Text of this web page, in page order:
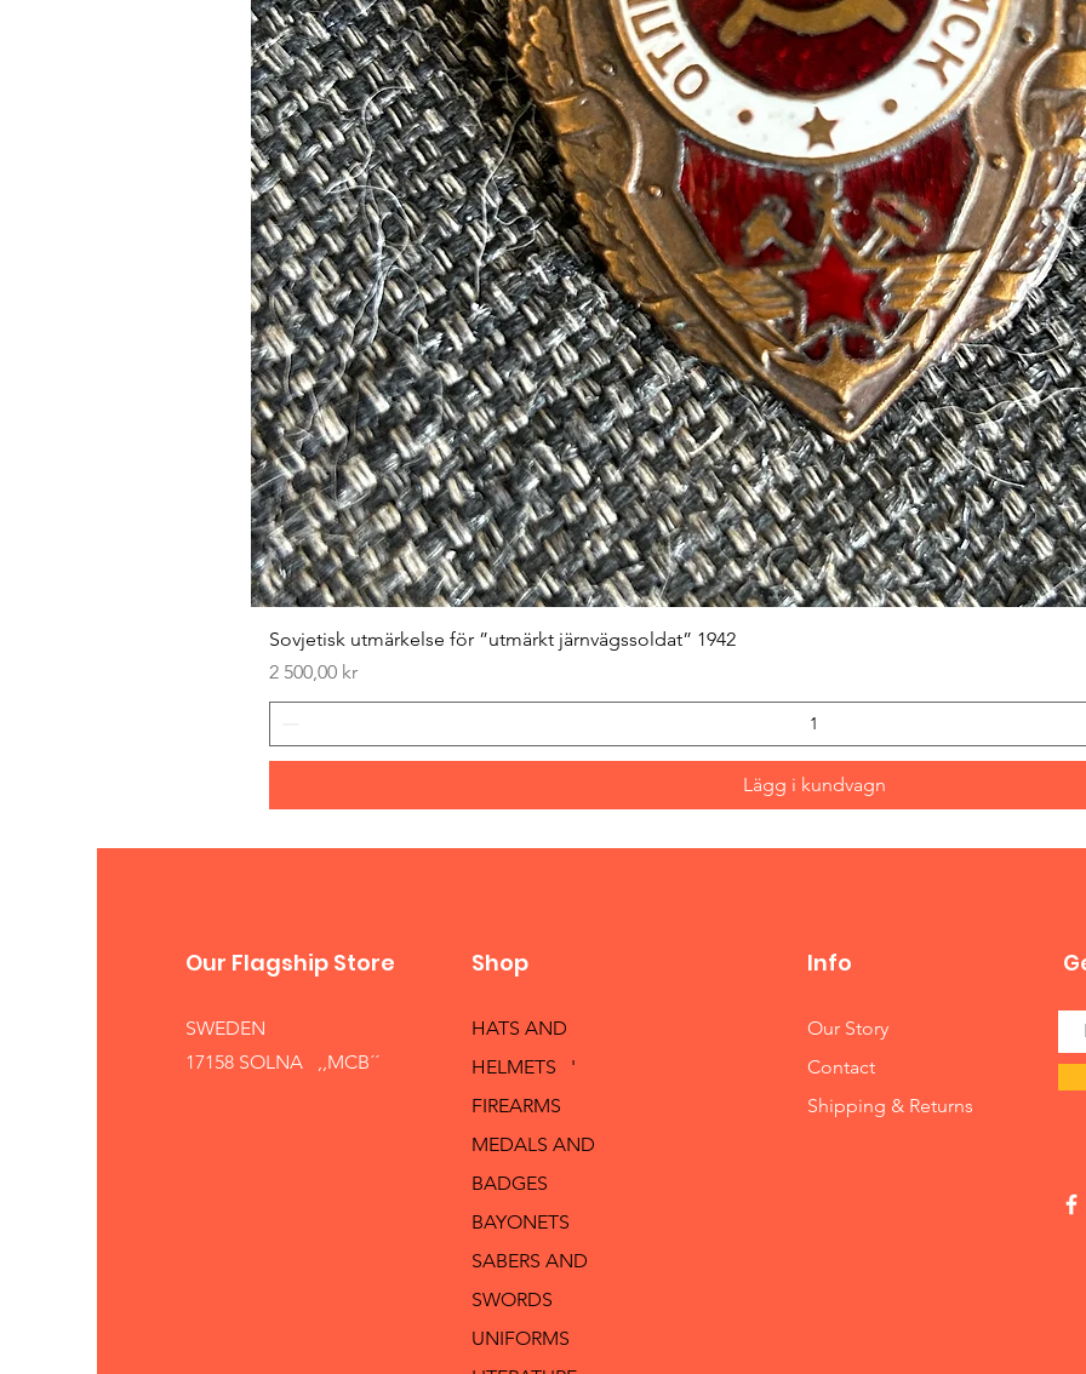
Sovjetisk utmärkelse för ”utmärkt järnvägssoldat” 1942
Pris
2 500,00 kr
Lägg i kundvagn
Our Flagship Store
SWEDEN
17158 SOLNA ,,MCB´´
Shop
HATS AND
HELMETS '
FIREARMS
MEDALS AND
BADGES
BAYONETS
SABERS AND
SWORDS
UNIFORMS
Info
Our Story
Contact
Shipping & Returns